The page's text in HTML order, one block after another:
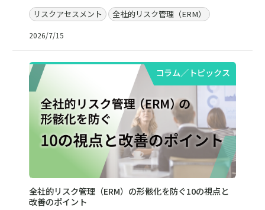
リスクアセスメント 全社的リスク管理（ERM）
2026/7/15
コラム／トピックス
全社的リスク管理（ERM）の形骸化を防ぐ10の視点と
改善のポイント